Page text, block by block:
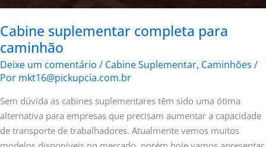
Cabine suplementar completa para
caminhão
Deixe um comentário / Cabine Suplementar, Caminhões /
Por mkt16@pickupcia.com.br
Sem dúvida as cabines suplementares têm sido uma ótima
alternativa para empresas que precisam aumentar a capacidade
de transporte de trabalhadores. Atualmente vemos muitos